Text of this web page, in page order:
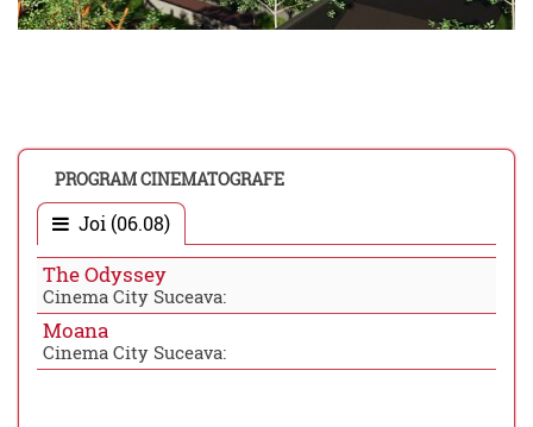
PROGRAM CINEMATOGRAFE
Joi (06.08)
The Odyssey
Cinema City Suceava:
Moana
Cinema City Suceava: